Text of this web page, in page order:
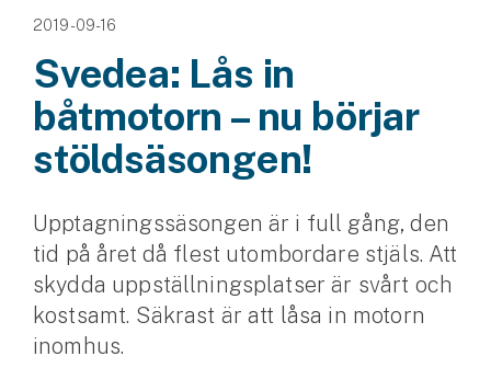
Bilförsäkring
Bilförsäkring för företag
Fordon
Snöskoterförsäkring
ATV-försäkring
Släpvagnsförsäkring
2019-09-16
Svedea: Lås in
båtmotorn – nu börjar
stöldsäsongen!
Upptagningssäsongen är i full gång, den
tid på året då flest utombordare stjäls. Att
skydda uppställningsplatser är svårt och
kostsamt. Säkrast är att låsa in motorn
inomhus.